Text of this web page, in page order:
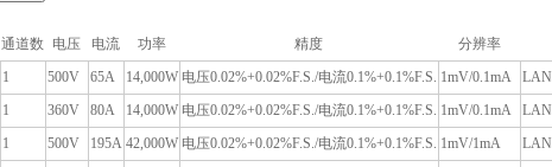
通道数 电压 电流 功率 精度 分辨率
1 500V 65A 14,000W 电压0.02%+0.02%F.S./电流0.1%+0.1%F.S. 1mV/0.1mA
1 360V 80A 14,000W 电压0.02%+0.02%F.S./电流0.1%+0.1%F.S. 1mV/0.1mA
1 500V 195A 42,000W 电压0.02%+0.02%F.S./电流0.1%+0.1%F.S. 1mV/1mA